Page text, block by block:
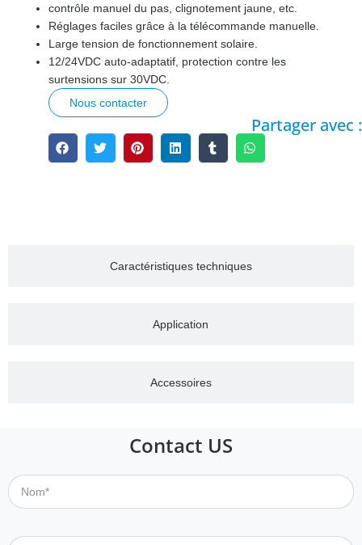
contrôle manuel du pas, clignotement jaune, etc.
Réglages faciles grâce à la télécommande manuelle.
Large tension de fonctionnement solaire.
12/24VDC auto-adaptatif, protection contre les
surtensions sur 30VDC.
Nous contacter
Partager avec :
Caractéristiques techniques
Application
Accessoires
Contact US